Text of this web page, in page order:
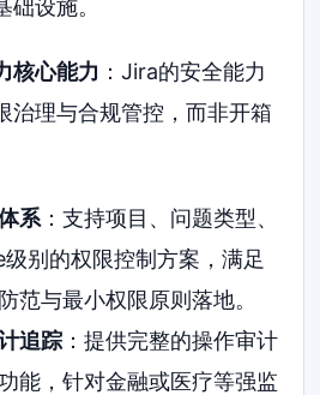
设施。
核心能力 ：Jira的安全能力
治理与合规管控，而非开箱
系：支持项目、问题类型、
别的权限控制方案，满足
范与最小权限原则落地。
追踪：提供完整的操作审计
能，针对金融或医疗等强监